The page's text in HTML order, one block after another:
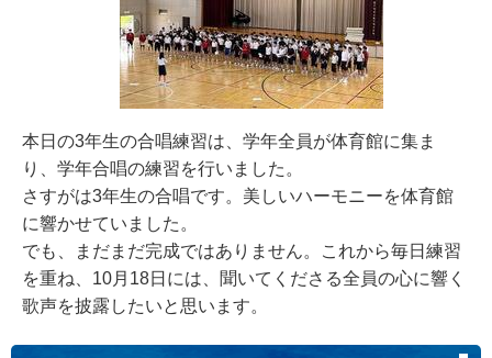
本日の3年生の合唱練習は、学年全員が体育館に集ま
り、学年合唱の練習を行いました。
さすがは3年生の合唱です。美しいハーモニーを体育館
に響かせていました。
でも、まだまだ完成ではありません。これから毎日練習
を重ね、10月18日には、聞いてくださる全員の心に響く
歌声を披露したいと思います。